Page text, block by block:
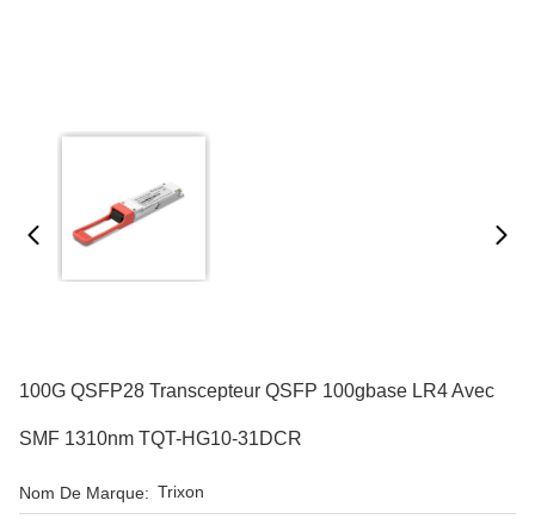
100G QSFP28 Transcepteur QSFP 100gbase LR4 Avec
SMF 1310nm TQT-HG10-31DCR
Nom De Marque: Trixon